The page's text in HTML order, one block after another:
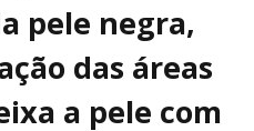
pele negra,
das áreas
a pele com